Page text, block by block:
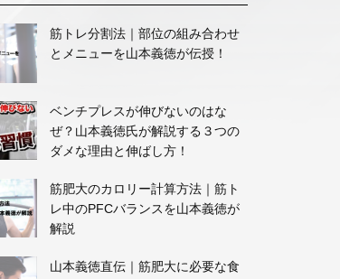
筋トレ分割法｜部位の組み合わせ
とメニューを山本義徳が伝授！
ベンチプレスが伸びないのはな
ぜ？山本義徳氏が解説する３つの
ダメな理由と伸ばし方！
筋肥大のカロリー計算方法｜筋ト
レ中のPFCバランスを山本義徳が
解説
山本義徳直伝｜筋肥大に必要な食